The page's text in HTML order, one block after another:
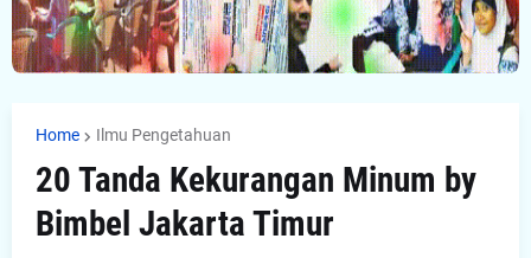
Home Ilmu Pengetahuan
20 Tanda Kekurangan Minum by
Bimbel Jakarta Timur